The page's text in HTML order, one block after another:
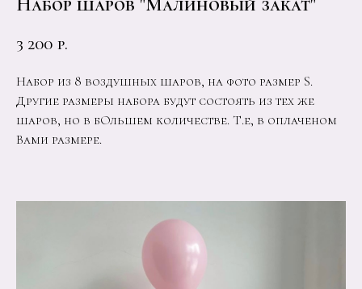
3 200 р.
Набор из 8 воздушных шаров, на фото размер S.
Другие размеры набора будут состоять из тех же
шаров, но в бОльшем количестве. Т.е, в оплаченом
Вами размере.